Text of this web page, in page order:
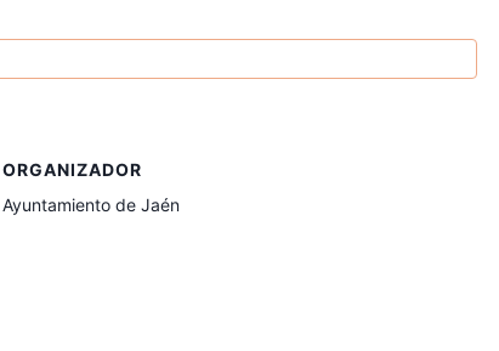
ORGANIZADOR
Ayuntamiento de Jaén